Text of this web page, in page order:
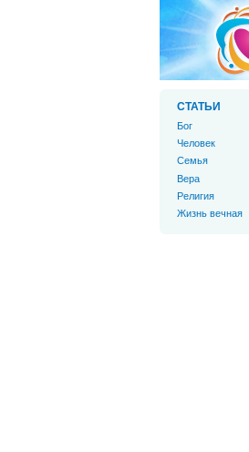
СТАТЬИ
Бог
Человек
Cемья
Вера
Религия
Жизнь вечная